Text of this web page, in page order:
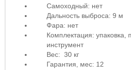
Самоходный: нет
Дальность выброса: 9 м
Фара: нет
Комплектация: упаковка,
инструмент
Вес: 30 кг
Гарантия, мес: 12